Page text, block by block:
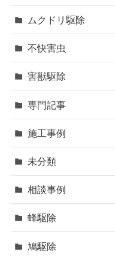
ムクドリ駆除
不快害虫
害獣駆除
専門記事
施工事例
未分類
相談事例
蜂駆除
鳩駆除